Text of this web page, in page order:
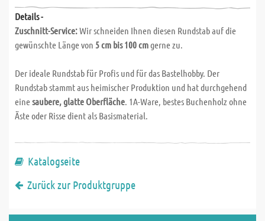
Details -
Zuschnitt-Service:Wir schneiden Ihnen diesen Rundstab auf die
gewünschte Länge von 5 cm bis 100 cmgerne zu.
Der ideale Rundstab für Profis und für das Bastelhobby. Der
Rundstab stammt aus heimischer Produktion und hat durchgehend
einesaubere, glatte Oberfläche. 1A-Ware, bestes Buchenholz ohne
Äste oder Risse dient als Basismaterial.
Katalogseite
Zurück zur Produktgruppe